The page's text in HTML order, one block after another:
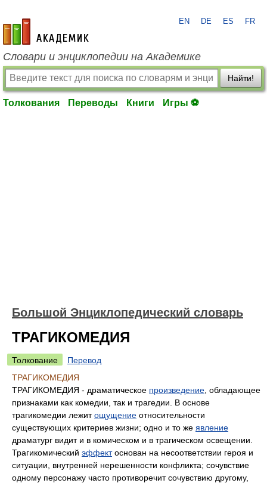
academic.ru
EN DE ES FR
Словари и энциклопедии на Академике
Найти!
Толкования Переводы Книги Игры ⚽
Большой Энциклопедический словарь
ТРАГИКОМЕДИЯ
Толкование
Перевод
ТРАГИКОМЕДИЯ
ТРАГИКОМЕДИЯ - драматическое произведение , обладающее
признаками как комедии, так и трагедии. В основе
трагикомедии лежитощущение относительности
существующих критериев жизни; одно и то же явление
драматург видит и в комическом и в трагическом освещении.
Трагикомический эффектоснован на несоответствии героя и
ситуации, внутренней нерешенности конфликта; сочувствие
одному персонажу часто противоречит сочувствию другому,